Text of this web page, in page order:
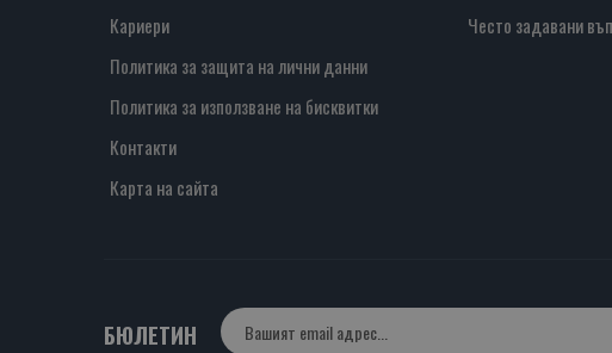
Кариери
Политика за защита на лични данни
Политика за използване на бисквитки
Контакти
Карта на сайта
Често задавани
БЮЛЕТИН